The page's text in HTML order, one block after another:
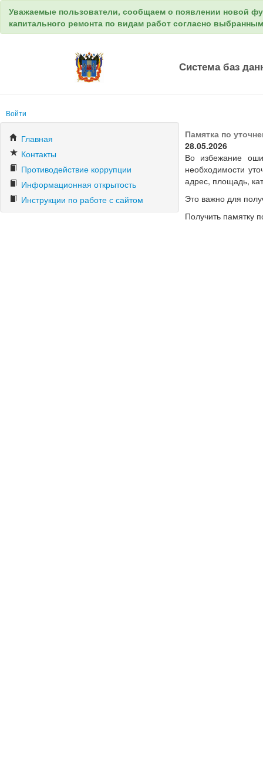
Уважаемые пользователи, сообщаем о появлении новой
капитального ремонта по видам работ согласно
Система баз
Войти
Главная
Контакты
Противодействие коррупции
Информационная открытость
Инструкции по работе с сайтом
Памятка по
28.05.2026
Во избежание
необходимости
адрес, площадь,
Это важно для
Получить памятку